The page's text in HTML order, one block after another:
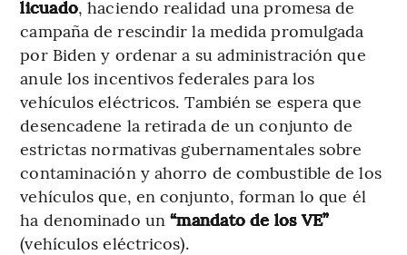
licuado, haciendo realidad una promesa de
campaña de rescindir la medida promulgada
por Biden y ordenar a su administración que
anule los incentivos federales para los
vehículos eléctricos. También se espera que
desencadene la retirada de un conjunto de
estrictas normativas gubernamentales sobre
contaminación y ahorro de combustible de los
vehículos que, en conjunto, forman lo que él
ha denominado un“mandato de los VE”
(vehículos eléctricos).